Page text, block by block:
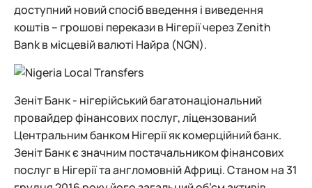
доступний новий спосіб введення і виведення
коштів – грошові перекази в Нігерії через Zenith
Bank в місцевій валюті Найра (NGN).
Зеніт Банк - нігерійський багатонаціональний
провайдер фінансових послуг, ліцензований
Центральним банком Нігерії як комерційний банк.
Зеніт Банк є значним постачальником фінансових
послуг в Нігерії та англомовній Африці. Станом на 31